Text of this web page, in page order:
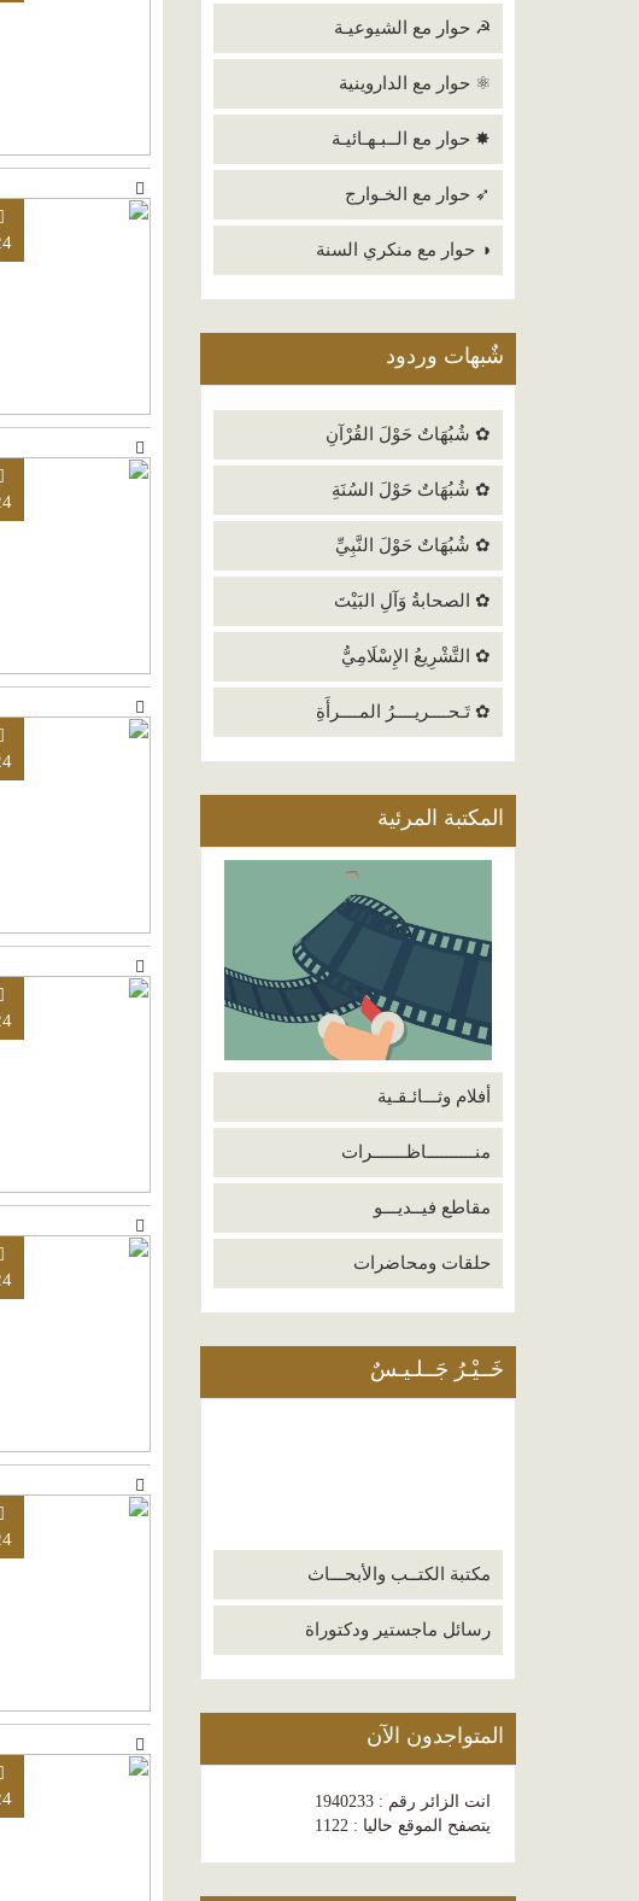
☭ حوار مع الشيوعيـة
⚛ حوار مع الداروينية
✸ حوار مع الــبـهـائيـة
➶ حوار مع الخـوارج
◑ حوار مع منكري السنة
شٌبهات وردود
✿ شُبُهَاتٌ حَوْلَ القُرْآنِ
✿ شُبُهَاتٌ حَوْلَ السُنَةِ
✿ شُبُهَاتٌ حَوْلَ النَّبِيِّ
✿ الصحابةُ وَآلِ البَيْتَ
✿ التَّشْرِيعُ الإِسْلَامِيُّ
✿ تَـحــــريــــرُ المــــرأَةِ
المكتبة المرئية
أفلام وثـــائـقـية
منــــــــــاظـــــــرات
مقاطع فيــديـــو
حلقات ومحاضرات
خَــيْـرُ جَــلـيـسٌ
مكتبة الكتــب والأبحـــاث
رسائل ماجستير ودكتوراة
المتواجدون الآن
انت الزائر رقم : 1940233
يتصفح الموقع حاليا : 1122